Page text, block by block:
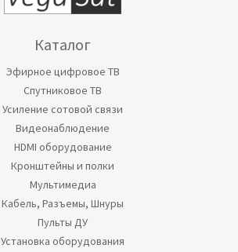
Каталог
Эфирное цифровое ТВ
Спутниковое ТВ
Усиление сотовой связи
Видеонаблюдение
HDMI оборудование
Кронштейны и полки
Мультимедиа
Кабель, Разъемы, Шнуры
Пульты ДУ
Установка оборудования